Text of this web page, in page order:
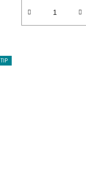
TIP